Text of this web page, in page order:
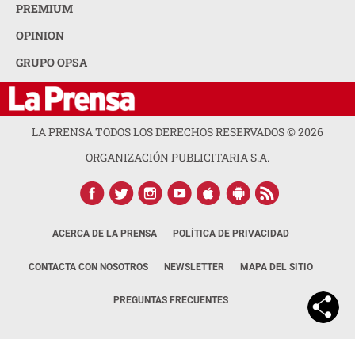
PREMIUM
OPINION
GRUPO OPSA
LA PRENSA TODOS LOS DERECHOS RESERVADOS ©2026
ORGANIZACIÓN PUBLICITARIA S.A.
ACERCA DE LA PRENSA POLÍTICA DE PRIVACIDAD
CONTACTA CON NOSOTROS NEWSLETTER MAPA DEL SITIO
PREGUNTAS FRECUENTES